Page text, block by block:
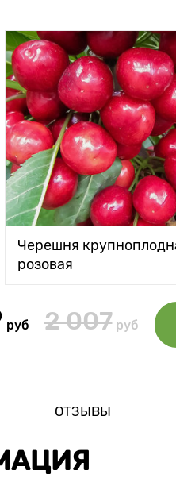
Черешня
розовая
руб 2 007 руб
ОТЗЫВЫ